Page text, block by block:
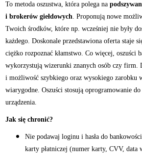
To metoda oszustwa, która polega na
i brokerów giełdowych. Proponują nowe
Twoich środków, które np. wcześniej nie były
każdego. Doskonale przedstawiona oferta staje
ciężko rozpoznać kłamstwo. Co więcej, oszuści
wykorzystują wizerunki znanych osób czy firm.
i możliwość szybkiego oraz wysokiego zarobku
wiarygodne. Oszuści stosują oprogramowanie do
urządzenia.
Jak się chronić?
Nie podawaj loginu i hasła do
karty płatniczej (numer karty, CVV, data